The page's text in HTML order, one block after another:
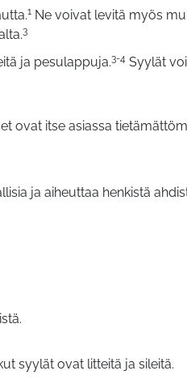
1 Ne voivat levitä myös
3
ja pesulappuja.3-4 Syylät
ovat itse asiassa
ja aiheuttaa henkistä
syylät ovat litteitä ja sileitä.